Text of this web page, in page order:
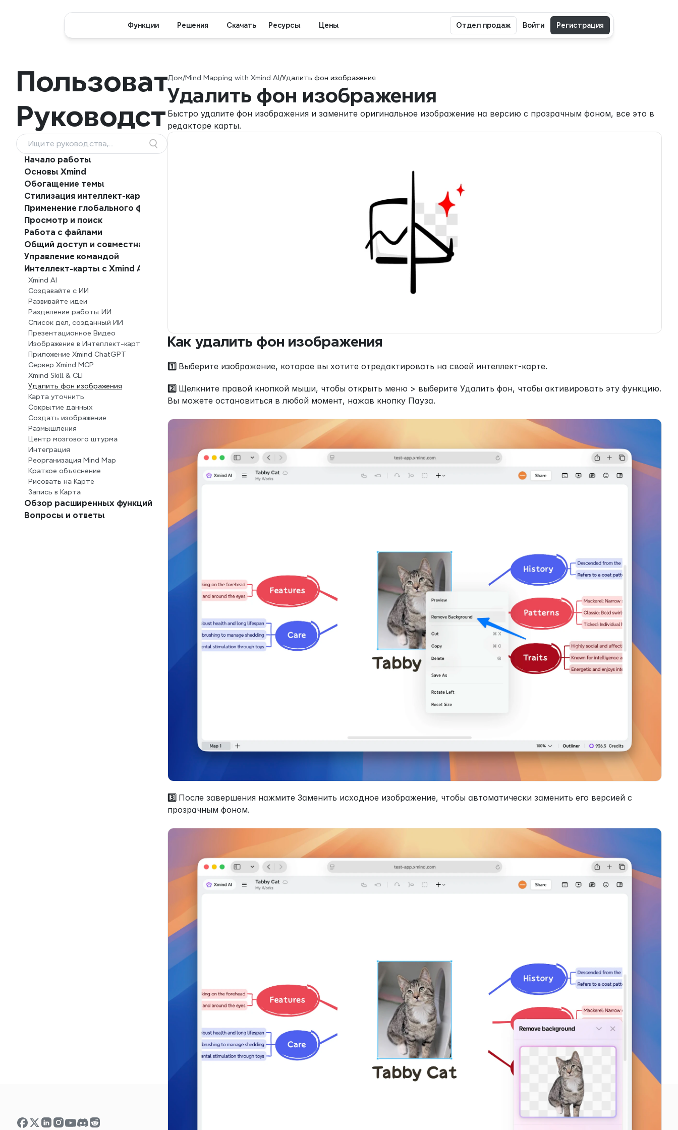
Пользователь
Руководство
Ищите руководства,
функции и рабочие
процессы
Начало работы
Основы Xmind
Обогащение темы
Стилизация интеллект-карт
Применение глобального формата
Просмотр и поиск
Работа с файлами
Общий доступ и совместная работа
Управление командой
Интеллект-карты с Xmind AI
Xmind AI
Создавайте с ИИ
Развивайте идеи
Разделение работы ИИ
Список дел, созданный ИИ
Презентационное Видео
Изображение в Интеллект-карту
Приложение Xmind ChatGPT
Сервер Xmind MCP
Xmind Skill & CLI
Удалить фон изображения
Карта уточнить
Сокрытие данных
Создать изображение
Размышления
Центр мозгового штурма
Интеграция
Реорганизация Mind Map
Краткое объяснение
Рисовать на Карте
Запись в Карта
Обзор расширенных функций
Вопросы и ответы
Дом/Mind Mapping with Xmind AI /Удалить фон изображения
Удалить фон изображения
Быстро удалите фон изображения и замените оригинальное изображение на версию с прозрачным фоном, все это в
редакторе карты.
Как удалить фон изображения
1️⃣ Выберите изображение, которое вы хотите отредактировать на своей интеллект-карте.
2️⃣ Щелкните правой кнопкой мыши, чтобы открыть меню > выберите Удалить фон, чтобы активировать эту функцию.
Вы можете остановиться в любой момент, нажав кнопку Пауза.
3️⃣ После завершения нажмите Заменить исходное изображение, чтобы автоматически заменить его версией с
прозрачным фоном.
Функции Решения Скачать Ресурсы Цены Отдел продаж Войти Регистрация